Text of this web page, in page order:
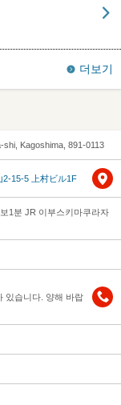
더보기
Kagoshima, 891-0113
2-15-5 上村ビル1F
1분 JR 이부스키마쿠라자
있습니다. 양해 바랍